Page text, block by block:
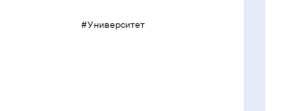
#Университет